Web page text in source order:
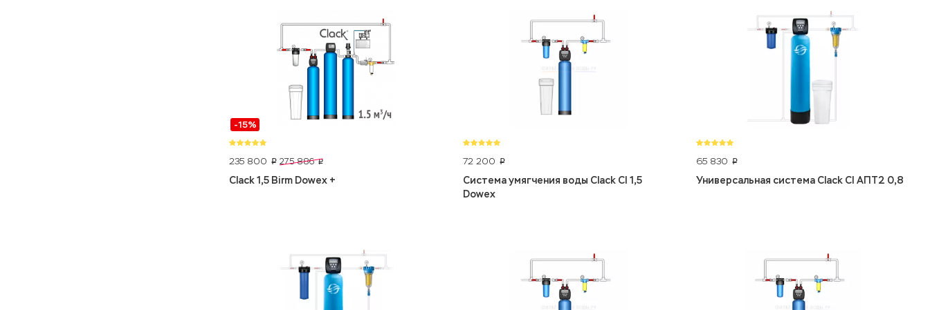
-15%
235 800 p 275 886 p
Clack 1,5 Birm Dowex +
72 200 p
Система умягчения воды Clack CI 1,5
Dowex
65 830 p
Универсальная система Clack CI АПТ2 0,8